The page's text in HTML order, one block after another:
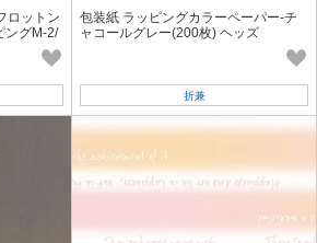
ロットン
ングM-2/
包装紙 ラッピングカラーペーパー-チ
ャコールグレー(200枚) ヘッズ
折兼